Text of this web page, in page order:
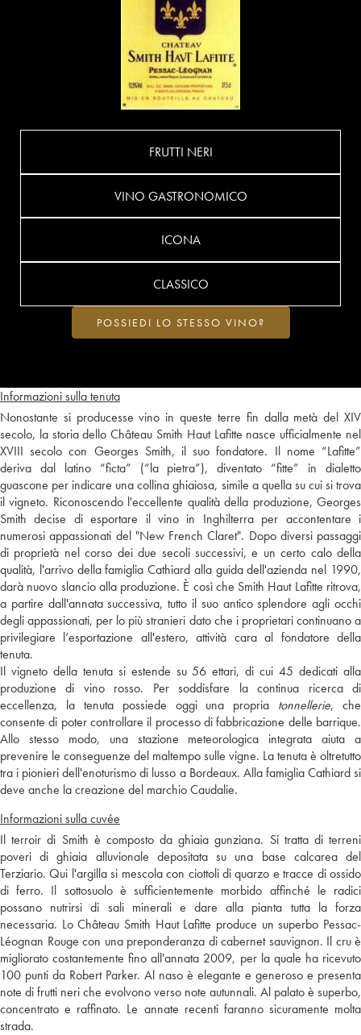
Informazioni sulla tenuta
Nonostante si producesse vino in queste terre fin dalla metà del XIV
secolo, la storia dello Château Smith Haut Lafitte nasce ufficialmente nel
XVIII secolo con Georges Smith, il suo fondatore. Il nome “Lafitte”
deriva dal latino “ficta” (“la pietra”), diventato “fitte” in dialetto
guascone per indicare una collina ghiaiosa, simile a quella su cui si trova
il vigneto. Riconoscendo l'eccellente qualità della produzione, Georges
Smith decise di esportare il vino in Inghilterra per accontentare i
numerosi appassionati del "New French Claret". Dopo diversi passaggi
di proprietà nel corso dei due secoli successivi, e un certo calo della
qualità, l'arrivo della famiglia Cathiard alla guida dell'azienda nel 1990,
darà nuovo slancio alla produzione. È così che Smith Haut Lafitte ritrova,
a partire dall'annata successiva, tutto il suo antico splendore agli occhi
degli appassionati, per lo più stranieri dato che i proprietari continuano a
privilegiare l’esportazione all'estero, attività cara al fondatore della
tenuta.
Il vigneto della tenuta si estende su 56 ettari, di cui 45 dedicati alla
produzione di vino rosso. Per soddisfare la continua ricerca di
eccellenza, la tenuta possiede oggi una propria tonnellerie, che
consente di poter controllare il processo di fabbricazione delle barrique.
Allo stesso modo, una stazione meteorologica integrata aiuta a
prevenire le conseguenze del maltempo sulle vigne. La tenuta è oltretutto
tra i pionieri dell'enoturismo di lusso a Bordeaux. Alla famiglia Cathiard si
deve anche la creazione del marchio Caudalie.
Informazioni sulla cuvée
Il terroir di Smith è composto da ghiaia gunziana. Si tratta di terreni
poveri di ghiaia alluvionale depositata su una base calcarea del
Terziario. Qui l'argilla si mescola con ciottoli di quarzo e tracce di ossido
di ferro. Il sottosuolo è sufficientemente morbido affinché le radici
possano nutrirsi di sali minerali e dare alla pianta tutta la forza
necessaria. Lo Château Smith Haut Lafitte produce un superbo Pessac-
Léognan Rouge con una preponderanza di cabernet sauvignon. Il cru è
migliorato costantemente fino all'annata 2009, per la quale ha ricevuto
100 punti da Robert Parker. Al naso è elegante e generoso e presenta
note di frutti neri che evolvono verso note autunnali. Al palato è superbo,
concentrato e raffinato. Le annate recenti faranno sicuramente molta
strada.
FRUTTI NERI
VINO GASTRONOMICO
ICONA
CLASSICO
POSSIEDI LO STESSO VINO?